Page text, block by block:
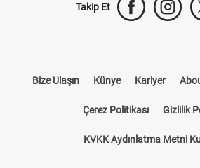
Takip Et
Bize Ulaşın Künye Kariyer
Çerez Politikası Gizlilik
KVKK Aydınlatma Metni